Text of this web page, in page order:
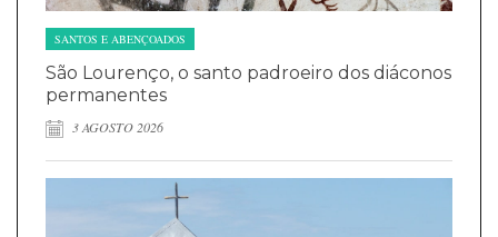
SANTOS E ABENÇOADOS
São Lourenço, o santo padroeiro dos diáconos
permanentes
3 AGOSTO 2026